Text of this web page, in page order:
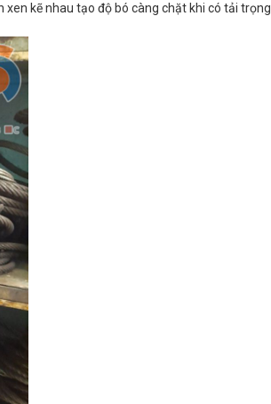
kẽ nhau tạo độ bó càng chặt khi có tải trọng